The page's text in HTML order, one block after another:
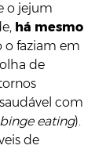
o jejum
há mesmo
o faziam em
de
com
binge eating).
de